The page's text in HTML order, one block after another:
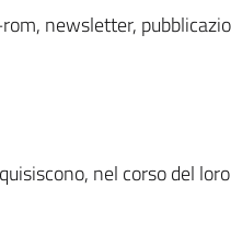
newsletter,
nel corso del